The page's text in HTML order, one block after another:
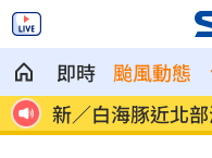
即時 颱風動態
台
新／白海豚近北
報